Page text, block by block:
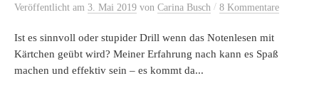
Veröffentlicht am 3. Mai 2019 von Carina Busch / 8 Kommentare
Ist es sinnvoll oder stupider Drill wenn das Notenlesen mit
Kärtchen geübt wird? Meiner Erfahrung nach kann es Spaß
machen und effektiv sein – es kommt da...